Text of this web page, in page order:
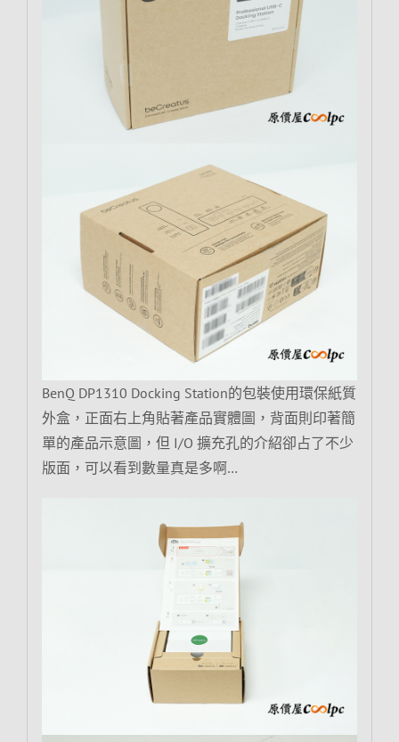
BenQ DP1310 Docking Station的包裝使用環保紙質
外盒，正面右上角貼著產品實體圖，背面則印著簡
單的產品示意圖，但 I/O 擴充孔的介紹卻占了不少
版面，可以看到數量真是多啊…